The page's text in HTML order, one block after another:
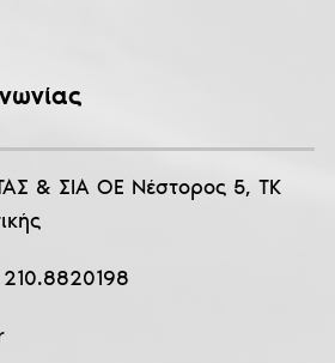
& ΣΙΑ ΟΕ Νέστορος 5, ΤΚ
210.8820198